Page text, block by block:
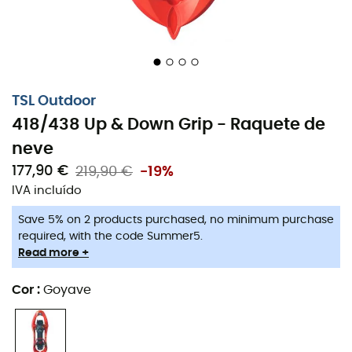
TSL Outdoor
418/438 Up & Down Grip - Raquete de
neve
177,90 € 219,90 € -19%
IVA incluído
Save 5% on 2 products purchased, no minimum purchase
required, with the code Summer5.
Read more +
Cor : Goyave
Grampos: 2 x 6 + 2 x 2 grampos intercambiáveis
Dimensões: 57,5 x 21 cm (TSL 418), 64 x 22,5 cm (TSL
438),
Peso das raquetes: 960 g x 2 (TSL 418), 1 030 g x 2
Tecnologias utilizadas :
Up & Down System :Trata-se de um sistema que
permite reduzir os efeitos da inclinação e melhora
subida, o calço eleva o calcanhar, alivia a panturrilha e
permite um apoio com máxima aderência. Em posição